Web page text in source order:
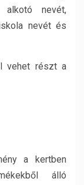
alkotó nevét,
nevét és
vehet részt a
a kertben
álló